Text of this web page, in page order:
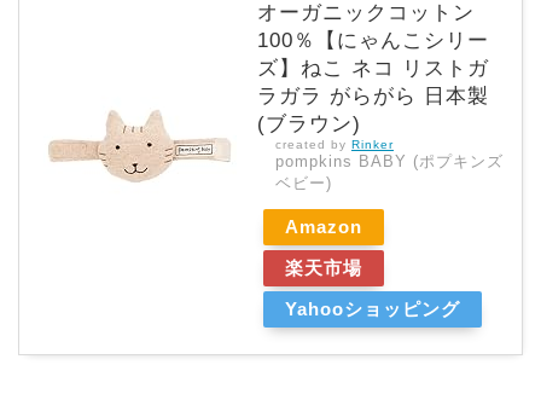
オーガニックコットン
100％【にゃんこシリー
ズ】ねこ ネコ リストガ
ラガラ がらがら 日本製
(ブラウン)
created by Rinker
pompkins BABY (ポプキンズ
ベビー)
Amazon
楽天市場
Yahooショッピング